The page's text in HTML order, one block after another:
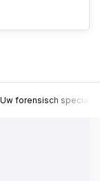
specialist